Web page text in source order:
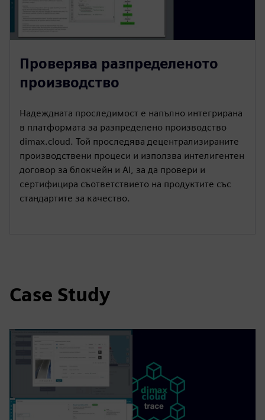
Проверява разпределеното
производство
Надеждната проследимост е напълно интегрирана
в платформата за разпределено производство
dimax.cloud. Той проследява децентрализираните
производствени процеси и използва интелигентен
договор за блокчейн и AI, за да провери и
сертифицира съответствието на продуктите със
стандартите за качество.
Case Study